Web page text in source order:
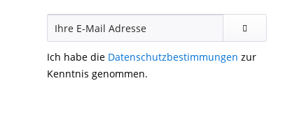
Ich habe die Datenschutzbestimmungen zur
Kenntnis genommen.